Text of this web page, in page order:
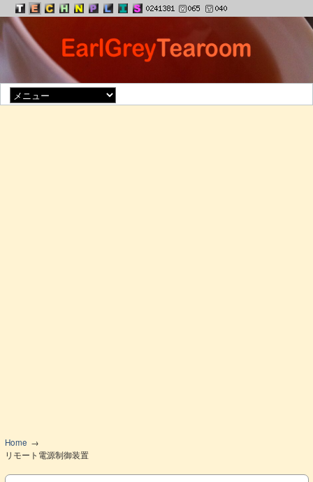
Home
リモート電源制御装置